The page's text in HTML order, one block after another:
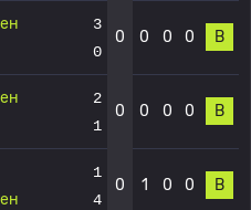
3
0
0 0 0 0 В
2
1
0 0 0 0 В
1
4
0 1 0 0 В